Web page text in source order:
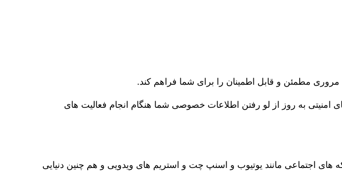
مروری مطمئن و قابل اطمینان را برای شما فراهم کند.
امنیتی به روز از لو رفتن اطلاعات خصوصی شما هنگام انجام فعالیت ‌های
های اجتماعی مانند یوتیوب و اسنپ چت و استریم های ویدویی و هم چنین دنیایی